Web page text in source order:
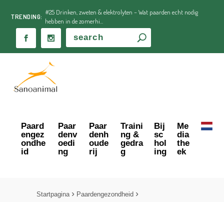
TRENDING:
#25 Drinken, zweten & elektrolyten – Wat paarden echt nodig
hebben in de zomerhi...
Paard
engez
ondhe
id
Paar
denv
oedi
ng
Paar
denh
oude
rij
Traini
ng &
gedra
g
Bij
sc
hol
ing
Me
dia
the
ek
Startpagina
Paardengezondheid